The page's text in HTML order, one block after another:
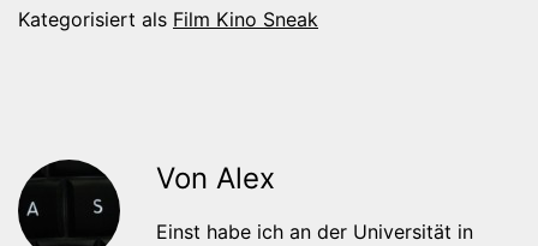
Kategorisiert als Film Kino Sneak
Von Alex
Einst habe ich an der Universität in